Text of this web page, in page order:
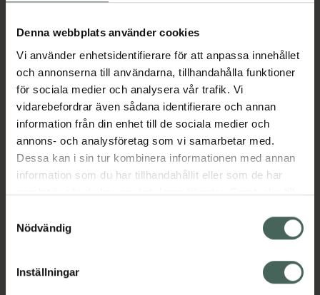
Denna webbplats använder cookies
Vi använder enhetsidentifierare för att anpassa innehållet
och annonserna till användarna, tillhandahålla funktioner
för sociala medier och analysera vår trafik. Vi
vidarebefordrar även sådana identifierare och annan
information från din enhet till de sociala medier och
annons- och analysföretag som vi samarbetar med.
Dessa kan i sin tur kombinera informationen med annan
information som du har tillhandahållit eller som de har
samlat in när du har använt deras tjänster. Samtycke till
återkalla ditt samtycke via webbplatsens
cookieinställningar. Ett återkallat samtycke påverkar inte
lagligheten av behandling som skett innan återkallelsen.
Nödvändig
Inställningar
Aktuella erbjudanden
Beskrivning Dölj
Läs alltid bipacksedeln innan
användning.
EAN:00300020246557
Bipacksedel från FASS Visa